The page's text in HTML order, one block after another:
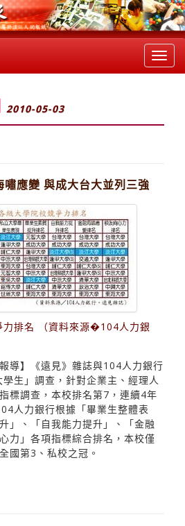
2010-05-03
嘯應變 與成大台大並列三強
力排名 （資料來源�104人力銀
導】《遠見》雜誌與104人力銀行
生」調查，針對企業主、經理人
標調查，本校排名第7，連續4年
人力銀行根據「畢業生整體表
」、「自我能力提升」、「金融
力」各項指標綜合排名，本校僅
國第3、私校之冠。